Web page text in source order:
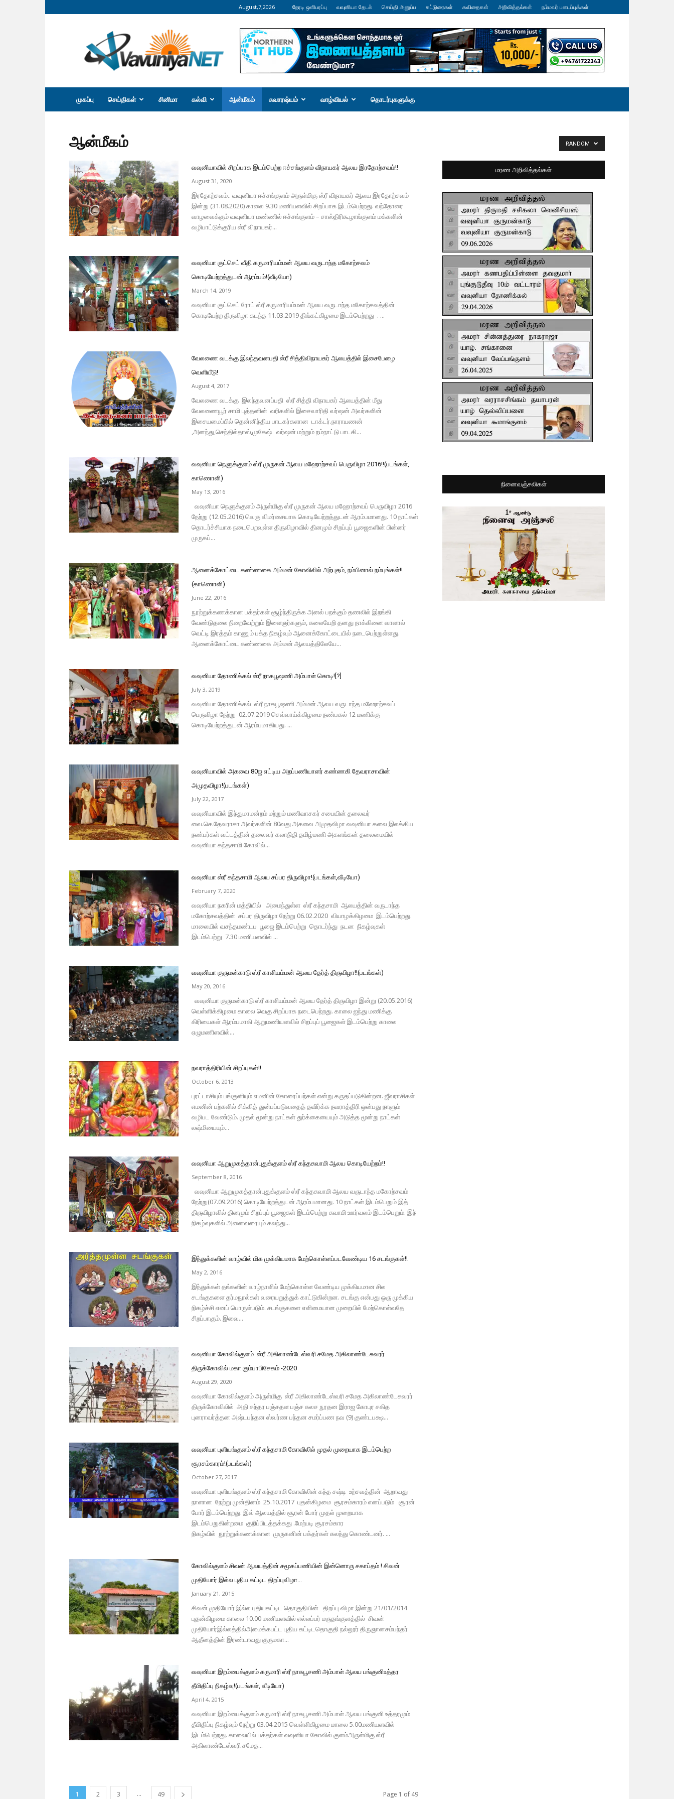
August,7,2026 நேரடி ஒளிபரப்பு வவுனியா தேடல் செய்தி அனுப்ப கட்டுரைகள் கவிதைகள் அறிவித்தல்கள் நம்மவர் படைப்புக்கள்
வவுனியா
நெற்
முகப்பு செய்திகள் சினிமா கல்வி ஆன்மீகம் சுவாரஷ்யம் வாழ்வியல் தொடர்புகளுக்கு
ஆன்மீகம் RANDOM
வவுனியாவில் சிறப்பாக இடம்பெற்ற ஈச்சங்குளம் விநாயகர் ஆலய இரதோற்சவம்!!
August 31, 2020
இரதோற்சவம்.. வவுனியா ஈச்சங்குளம் அருள்மிகு ஸ்ரீ விநாயகர் ஆலய இரதோற்சவம்
இன்று (31.08.2020) காலை 9.30 மணியளவில் சிறப்பாக இடம்பெற்றது. வந்தோரை
வாழவைக்கும் வவுனியா மண்ணில் ஈச்சங்குளம் – சாஸ்திரிகூழாங்குளம் மக்களின்
வழிபாட்டுக்குரிய ஸ்ரீ விநாயகர்...
வவுனியா குட்செட் வீதி கருமாரியம்மன் ஆலய வருடாந்த மகோற்சவம்
கொடியேற்றத்துடன் ஆரம்பம்!(வீடியோ)
March 14, 2019
வவுனியா குட்செட் ரோட் ஸ்ரீ கருமாரியம்மன் ஆலய வருடாந்த மகோற்சவத்தின்
கொடியேற்ற திருவிழா கடந்த 11.03.2019 திங்கட்கிழமை இடம்பெற்றது . ...
வேலணை வடக்கு இலந்தவனபதி ஸ்ரீ சித்திவிநாயகர் ஆலயத்தில் இசைபேழை
வெளியீடு!
August 4, 2017
வேலணை வடக்கு இலந்தவனப்பதி ஸ்ரீ சித்தி விநாயகர் ஆலயத்தின் மீது
வேலணையூர் சாமி புத்தனின் வரிகளில் இசைவாரிதி வர்ஷன் அவர்களின்
இசையமைப்பில் தென்னிந்திய பாடகர்களான டாக்டர்.நாராயணன்
,அனந்து,செந்தில்தாஸ்,முகேஷ் வர்ஷன் மற்றும் நம்நாட்டு பாடகி...
வவுனியா நெளுக்குளம் ஸ்ரீ முருகன் ஆலய மஹோற்சவப் பெருவிழா 2016!!(படங்கள்,
காணொளி)
May 13, 2016
வவுனியா நெளுக்குளம் அருள்மிகு ஸ்ரீ முருகன் ஆலய மஹோற்சவப் பெருவிழா 2016
நேற்று (12.05.2016) வெகு விமர்சையாக கொடியேற்றத்துடன் ஆரம்பமானது. 10 நாட்கள்
தொடர்ச்சியாக நடைபெறவுள்ள திருவிழாவில் தினமும் சிறப்புப் பூஜைகளின் பின்னர்
முருகப்...
ஆனைக்கோட்டை கண்ணகை அம்மன் கோவிலில் அற்புதம், நம்பினால் நம்புங்கள்!!
(காணொளி)
June 22, 2016
நூற்றுக்கணக்கான பக்தர்கள் சூழ்ந்திருக்க அனல் பறக்கும் தணலில் இறங்கி
வேண்டுதலை நிறைவேற்றும் இளைஞர்களும், கலையேறி தனது நாக்கினை வாளால்
வெட்டி இரத்தம் காணும் பக்த நிகழ்வும் ஆனைக்கோட்டையில் நடைபெற்றுள்ளது.
ஆனைக்கோட்டை கண்ணகை அம்மன் ஆலயத்திலேயே...
வவுனியா தோணிக்கல் ஸ்ரீ நாகபூஷணி அம்பாள் கொடி![?]
July 3, 2019
வவுனியா தோணிக்கல் ஸ்ரீ நாகபூஷணி அம்மன் ஆலய வருடாந்த மஹோற்சவப்
பெருவிழா நேற்று 02.07.2019 செவ்வாய்க்கிழமை நண்பகல் 12 மணிக்கு
கொடியேற்றத்துடன் ஆரம்பமாகியது. ...
வவுனியாவில் அகவை 80ஐ எட்டிய அறப்பணியாளர் கண்ணகி தேவராசாவின்
அமுதவிழா!(படங்கள்)
July 22, 2017
வவுனியாவில் இந்துமாமன்றம் மற்றும் மணிவாசகர் சபையின் தலைவர்
வை.செ.தேவராசா அவர்களின் 80வது அகவை அமுதவிழா வவுனியா கலை இலக்கிய
நண்பர்கள் வட்டத்தின் தலைவர் கலாநிதி தமிழ்மணி அகளங்கன் தலைமையில்
வவுனியா கந்தசாமி கோவில்...
வவுனியா ஸ்ரீ கந்தசாமி ஆலய சப்பர திருவிழா!(படங்கள்,வீடியோ)
February 7, 2020
வவுனியா நகரின் மத்தியில் அமைந்துள்ள ஸ்ரீ கந்தசாமி ஆலயத்தின் வருடாந்த
மகோற்சவத்தின் சப்பர திருவிழா நேற்று 06.02.2020 வியாழக்கிழமை இடம்பெற்றது.
மாலையில் வசந்தமண்டப பூஜை இடம்பெற்று தொடர்ந்து நடன நிகழ்வுகள்
இடம்பெற்று 7.30 மணியளவில் ...
வவுனியா குருமன்காடு ஸ்ரீ காளியம்மன் ஆலய தேர்த் திருவிழா!!(படங்கள்)
May 20, 2016
வவுனியா குருமன்காடு ஸ்ரீ காளியம்மன் ஆலய தேர்த் திருவிழா இன்று (20.05.2016)
வெள்ளிக்கிழமை காலை வெகு சிறப்பாக நடைபெற்றது. காலை ஐந்து மணிக்கு
கிரியைகள் ஆரம்பமாகி ஆறுமணியளவில் சிறப்புப் பூஜைகள் இடம்பெற்று காலை
ஏழுமணிளவில்...
நவராத்திரியின் சிறப்புகள்!!
October 6, 2013
புரட்டாசியும் பங்குனியும் எமனின் கோரைப்பற்கள் என்று கருதப்படுகின்றன. ஜீவராசிகள்
எமனின் பற்களில் சிக்கித் துன்பப்படுவதைத் தவிர்க்க நவராத்திரி ஒன்பது நாளும்
வழிபட வேண்டும். முதல் மூன்று நாட்கள் துர்க்கையையும் அடுத்த மூன்று நாட்கள்
லஷ்மியையும்...
வவுனியா ஆறுமுகத்தான்புதுக்குளம் ஸ்ரீ கந்தசுவாமி ஆலய கொடியேற்றம்!!
September 8, 2016
வவுனியா ஆறுமுகத்தான்புதுக்குளம் ஸ்ரீ கந்தசுவாமி ஆலய வருடாந்த மகோற்சவம்
நேற்று(07.09.2016) கொடியேற்றத்துடன் ஆரம்பமானது. 10 நாட்கள் இடம்பெறும் இத்
திருவிழாவில் தினமும் சிறப்புப் பூஜைகள் இடம்பெற்று சுவாமி ஊர்வலம் இடம்பெறும். இந்
நிகழ்வுகளில் அனைவரையும் கலந்து...
இந்துக்களின் வாழ்வில் மிக முக்கியமாக மேற்கொள்ளப்படவேண்டிய 16 சடங்குகள்!!
May 2, 2016
இந்துக்கள் தங்களின் வாழ்நாளில் மேற்கொள்ள வேண்டிய முக்கியமான சில
சடங்குகளை தர்மநூல்கள் வரையறுத்துக் காட்டுகின்றன. சடங்கு என்பது ஒரு முக்கிய
நிகழ்ச்சி எனப் பொருள்படும். சடங்குகளை எளிமையான முறையில் மேற்கொள்வதே
சிறப்பாகும். இவை...
வவுனியா கோவில்குளம் ஸ்ரீ அகிலாண்டேஸ்வரி சமேத அகிலாண்டேசுவரர்
திருக்கோவில் மகா கும்பாபிசேகம் -2020
August 29, 2020
வவுனியா கோவில்குளம் அருள்மிகு ஸ்ரீ அகிலாண்டேஸ்வரி சமேத அகிலாண்டேசுவரர்
திருக்கோவிலில் அதி சுந்தர பஞ்சதள பஞ்ச கலச நூதன இராஜ கோபுர சகித
புனராவர்த்தன அஷ்டபந்தன ஸ்வர்ண பந்தன சமர்ப்பண நவ (9) குண்டபக்ஷ...
வவுனியா புளியங்குளம் ஸ்ரீ கந்தசாமி கோவிலில் முதல் முறையாக இடம்பெற்ற
சூரசம்காரம்!(படங்கள்)
October 27, 2017
வவுனியா புளியங்குளம் ஸ்ரீ கந்தசாமி கோவிலின் கந்த சஷ்டி உற்சவத்தின் ஆறாவது
நாளான நேற்று முன்தினம் 25.10.2017 புதன்கிழமை சூரசம்காரம் எனப்படும் சூரன்
போர் இடம்பெற்றது. இவ் ஆலயத்தில் சூரன் போர் முதல் முறையாக
இடம்பெறுகின்றமை குறிப்பிடத்தக்கது .மேற்படி சூரசம்கார
நிகழ்வில் நூற்றுக்கணக்கான முருகனின் பக்தர்கள் கலந்து கொண்டனர். ...
கோவில்குளம் சிவன் ஆலயத்தின் சமூகப்பணியின் இன்னொரு சகாப்தம் ! சிவன்
முதியோர் இல்ல புதிய கட்டிட திறப்புவிழா...
January 21, 2015
சிவன் முதியோர் இல்ல புதியகட்டிட தொகுதியின் திறப்பு விழா இன்று 21/01/2014
புதன்கிழமை காலை 10.00 மணியளவில் எல்லப்பர் மருதங்குளத்தில் சிவன்
முதியோர்இல்லத்தில்அமைக்கபட்ட புதிய கட்டிடதொகுதி நல்லூர் திருஞானசம்பந்தர்
ஆதீனத்தின் இரண்டாவது குருமகா...
வவுனியா இறம்பைக்குளம் கருமாரி ஸ்ரீ நாகபூசணி அம்பாள் ஆலய பங்குனிஉத்தர
தீமிதிப்பு நிகழ்வு!(படங்கள், வீடியோ)
April 4, 2015
வவுனியா இறம்பைக்குளம் கருமாரி ஸ்ரீ நாகபூசணி அம்பாள் ஆலய பங்குனி உத்தரமும்
தீமிதிப்பு நிகழ்வும் நேற்று 03.04.2015 வெள்ளிகிழமை மாலை 5.00மணியளவில்
இடம்பெற்றது. காலையில் பக்தர்கள் வவுனியா கோவில் குளம்அருள்மிகு ஸ்ரீ
அகிலாண்டேஸ்வரி சமேத...
1 2 3 ... 49 Page 1 of 49
மரண அறிவித்தல்கள்
நினைவஞ்சலிகள்